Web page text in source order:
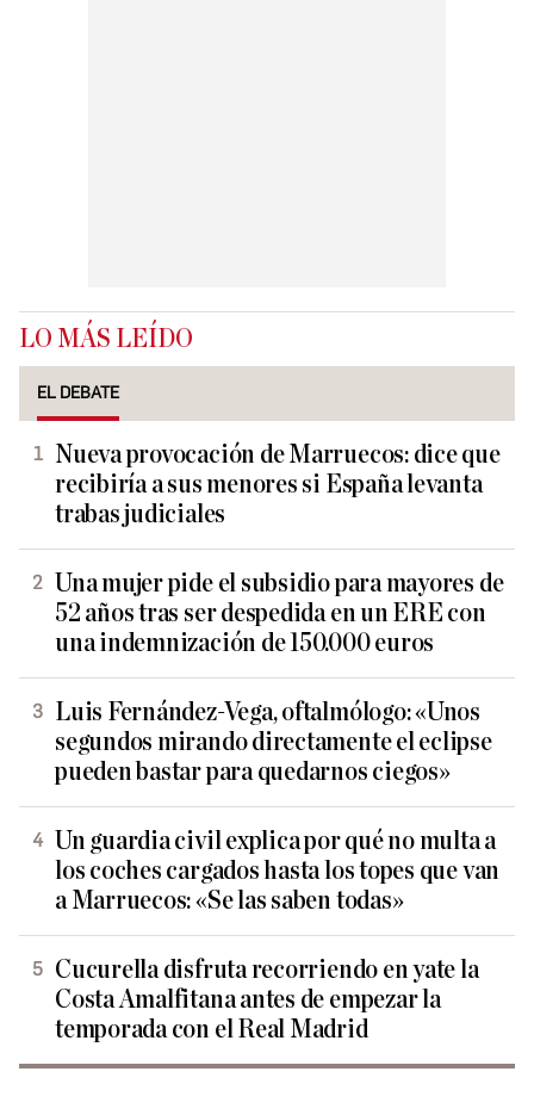
LO MÁS LEÍDO
EL DEBATE
Nueva provocación de Marruecos: dice que
recibiría a sus menores si España levanta
trabas judiciales
Una mujer pide el subsidio para mayores de
52 años tras ser despedida en un ERE con
una indemnización de 150.000 euros
Luis Fernández-Vega, oftalmólogo: «Unos
segundos mirando directamente el eclipse
pueden bastar para quedarnos ciegos»
Un guardia civil explica por qué no multa a
los coches cargados hasta los topes que van
a Marruecos: «Se las saben todas»
Cucurella disfruta recorriendo en yate la
Costa Amalfitana antes de empezar la
temporada con el Real Madrid